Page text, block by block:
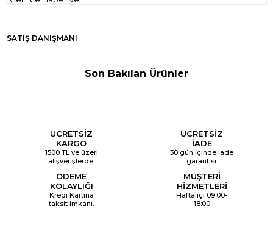
SATIŞ DANIŞMANI
Son Bakılan Ürünler
ÜCRETSİZ
KARGO
1500 TL ve üzeri
alışverişlerde.
ÜCRETSİZ
İADE
30 gün içinde iade
garantisi.
ÖDEME
KOLAYLIĞI
Kredi Kartına
taksit imkanı.
MÜŞTERİ
HİZMETLERİ
Hafta içi 09:00-
18:00